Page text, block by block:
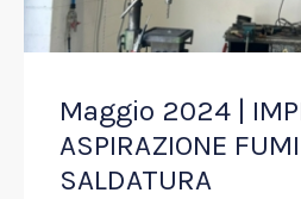
Maggio 2024 |
ASPIRAZIONE
SALDATURA